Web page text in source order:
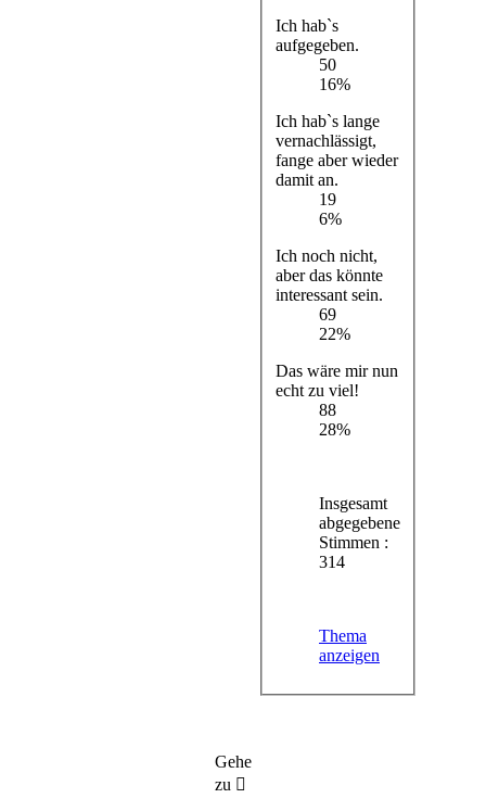
Ich hab`s
aufgegeben.
50
16%
Ich hab`s lange
vernachlässigt,
fange aber wieder
damit an.
19
6%
Ich noch nicht,
aber das könnte
interessant sein.
69
22%
Das wäre mir nun
echt zu viel!
88
28%
Insgesamt
abgegebene
Stimmen :
314
Thema
anzeigen
Gehe
zu